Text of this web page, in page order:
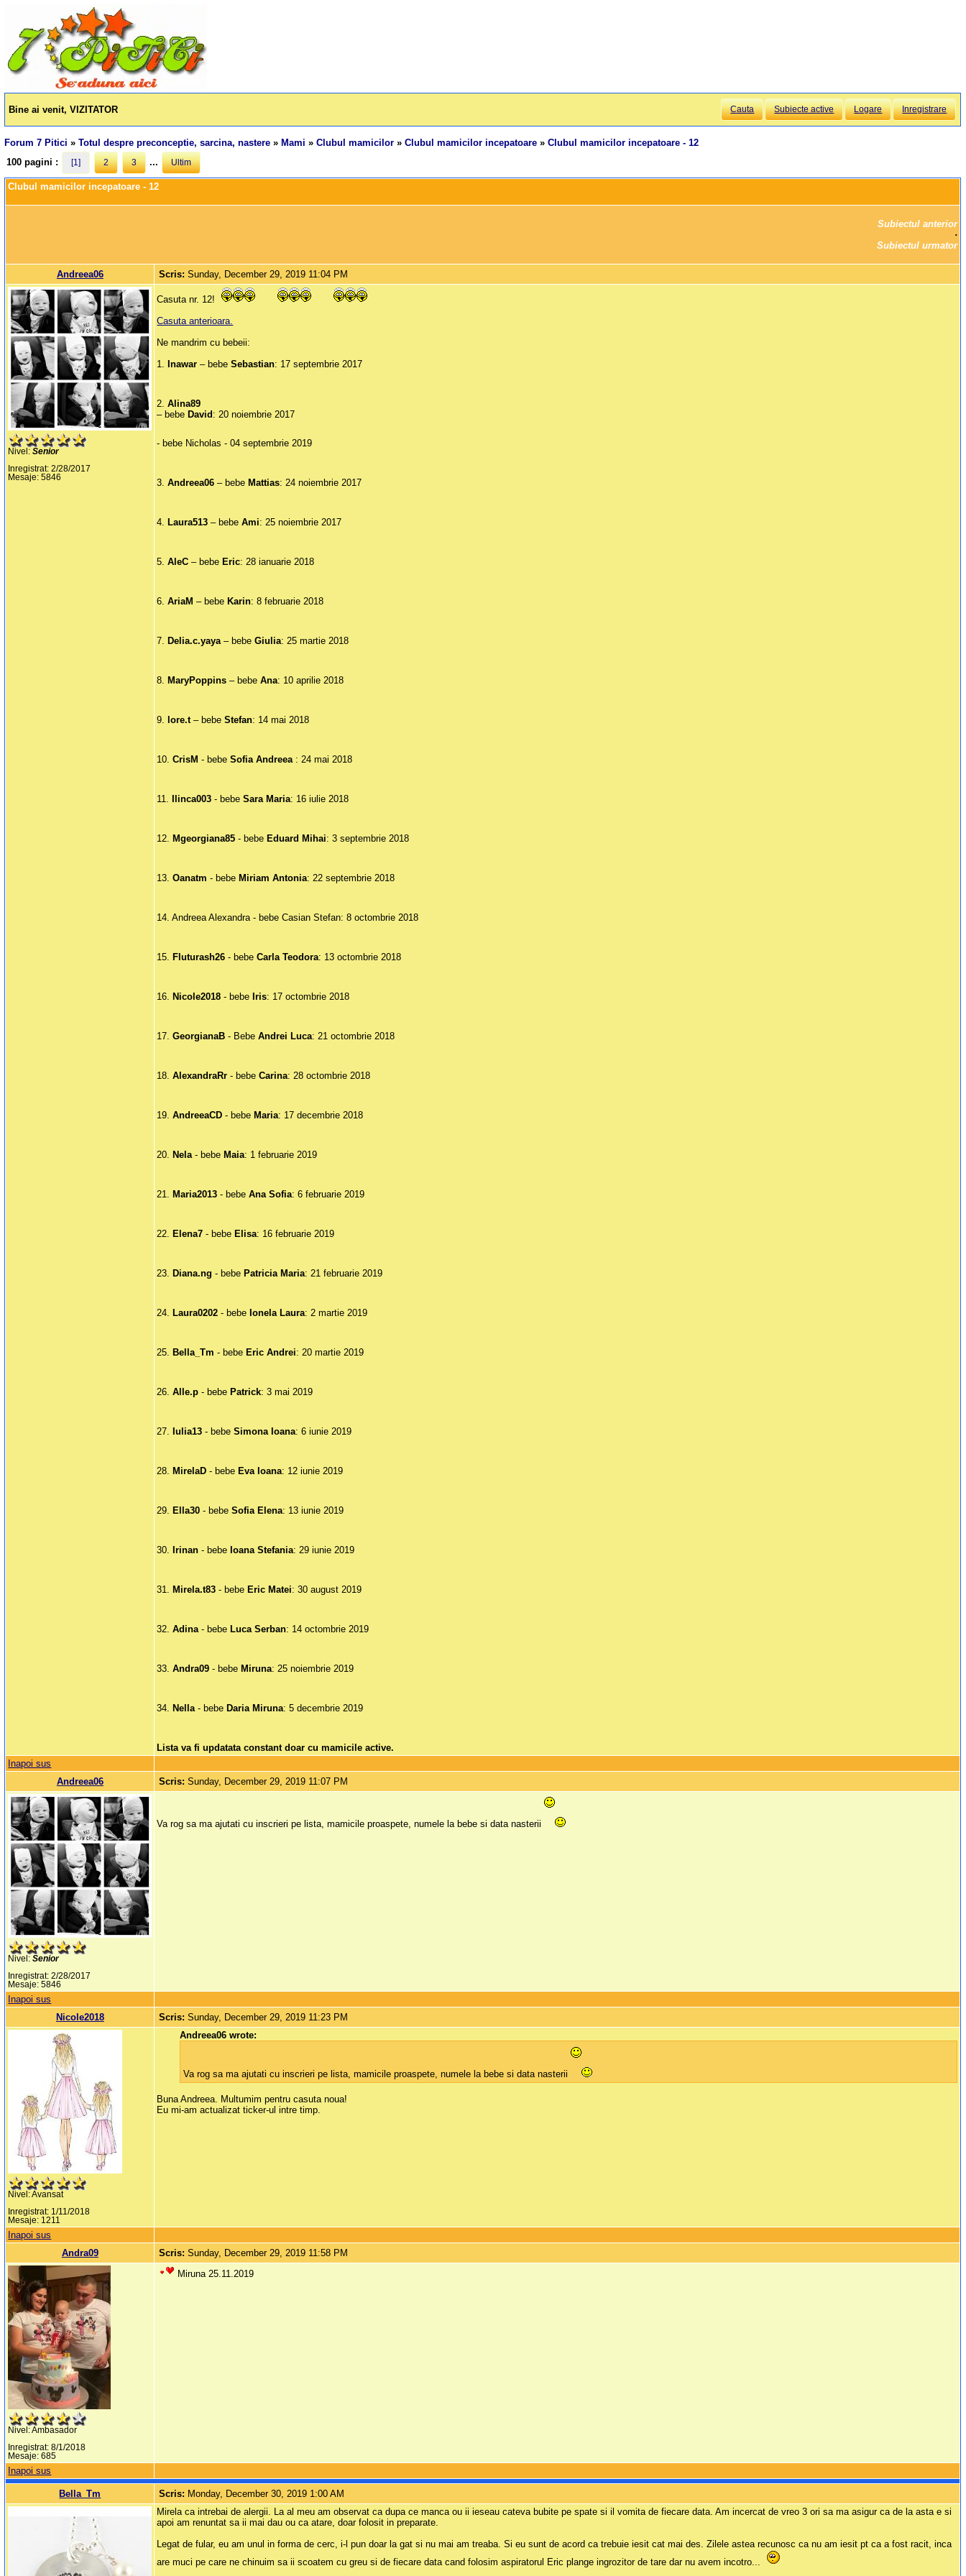
Bine ai venit, VIZITATOR Cauta Subiecte active Logare Inregistrare
Forum 7 Pitici »Totul despre preconceptie, sarcina, nastere » Mami »Clubul mamicilor »Clubul mamicilor incepatoare »Clubul mamicilor incepatoare - 12
100 pagini :
[1] 2 3 ... Ultim
Clubul mamicilor incepatoare - 12
Subiectul anterior
Subiectul urmator
Andreea06 Scris:Sunday, December 29, 2019 11:04 PM
Nivel:Senior
Inregistrat: 2/28/2017
Mesaje: 5846
Casuta nr. 12!
Casuta anterioara.
Ne mandrim cu bebeii:
1. Inawar – bebeSebastian: 17 septembrie 2017
2.Alina89
– bebe David : 20 noiembrie 2017
- bebe Nicholas - 04 septembrie 2019
3.Andreea06 – bebe Mattias: 24 noiembrie 2017
4. Laura513 – bebeAmi: 25 noiembrie 2017
5.AleC – bebe Eric: 28 ianuarie 2018
6.AriaM – bebe Karin: 8 februarie 2018
7. Delia.c.yaya– bebeGiulia: 25 martie 2018
8. MaryPoppins – bebeAna: 10 aprilie 2018
9. lore.t– bebeStefan: 14 mai 2018
10.CrisM - bebeSofia Andreea: 24 mai 2018
11. Ilinca003 - bebeSara Maria: 16 iulie 2018
12. Mgeorgiana85 - bebe Eduard Mihai: 3 septembrie 2018
13.Oanatm - bebe Miriam Antonia: 22 septembrie 2018
14. Andreea Alexandra - bebe Casian Stefan: 8 octombrie 2018
15. Fluturash26 - bebeCarla Teodora: 13 octombrie 2018
16. Nicole2018 - bebe Iris: 17 octombrie 2018
17.GeorgianaB - Bebe Andrei Luca: 21 octombrie 2018
18.AlexandraRr - bebeCarina: 28 octombrie 2018
19.AndreeaCD - bebe Maria: 17 decembrie 2018
20. Nela- bebe Maia: 1 februarie 2019
21. Maria2013 - bebeAna Sofia: 6 februarie 2019
22. Elena7 - bebe Elisa: 16 februarie 2019
23. Diana.ng - bebe Patricia Maria: 21 februarie 2019
24. Laura0202 - bebe Ionela Laura: 2 martie 2019
25. Bella_Tm - bebe Eric Andrei: 20 martie 2019
26.Alle.p - bebe Patrick: 3 mai 2019
27. Iulia13 - bebeSimona Ioana: 6 iunie 2019
28. MirelaD - bebe Eva Ioana: 12 iunie 2019
29. Ella30 - bebeSofia Elena: 13 iunie 2019
30. Irinan - bebe Ioana Stefania: 29 iunie 2019
31. Mirela.t83 - bebe Eric Matei: 30 august 2019
32.Adina- bebe Luca Serban: 14 octombrie 2019
33.Andra09 - bebe Miruna: 25 noiembrie 2019
34. Nella- bebe Daria Miruna: 5 decembrie 2019
Lista va fi updatata constant doar cu mamicile active.
Inapoi sus
Andreea06
Scris:Sunday, December 29, 2019 11:07 PM
Nivel:Senior
Inregistrat: 2/28/2017
Mesaje: 5846
Va rog sa ma ajutati cu inscrieri pe lista, mamicile proaspete, numele la bebe si data nasterii
Inapoi sus
Nicole2018
Scris:Sunday, December 29, 2019 11:23 PM
Nivel: Avansat
Inregistrat: 1/11/2018
Mesaje: 1211
Andreea06 wrote:
Va rog sa ma ajutati cu inscrieri pe lista, mamicile proaspete, numele la bebe si data nasterii
Buna Andreea. Multumim pentru casuta noua!
Eu mi-am actualizat ticker-ul intre timp.
Inapoi sus
Andra09
Scris:Sunday, December 29, 2019 11:58 PM
Nivel: Ambasador
Inregistrat: 8/1/2018
Mesaje: 685
Miruna 25.11.2019
Inapoi sus
Bella_Tm Scris: Monday, December 30, 2019 1:00 AM
Mirela ca intrebai de alergii. La al meu am observat ca dupa ce manca ou ii ieseau cateva bubite pe spate si il vomita de fiecare data. Am incercat de vreo 3 ori sa ma asigur ca de la asta e si
apoi am renuntat sa ii mai dau ou ca atare, doar folosit in preparate.
Legat de fular, eu am unul in forma de cerc, i-l pun doar la gat si nu mai am treaba. Si eu sunt de acord ca trebuie iesit cat mai des. Zilele astea recunosc ca nu am iesit pt ca a fost racit, inca
are muci pe care ne chinuim sa ii scoatem cu greu si de fiecare data cand folosim aspiratorul Eric plange ingrozitor de tare dar nu avem incotro...